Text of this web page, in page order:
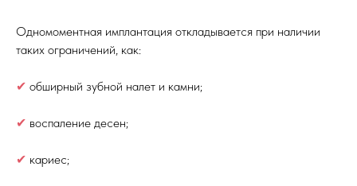
Одномоментная имплантация откладывается при наличии
таких ограничений, как:
✔ обширный зубной налет и камни;
✔ воспаление десен;
✔ кариес;